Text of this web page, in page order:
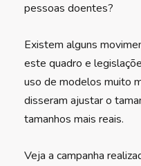
pessoas doentes?
Existem alguns
este quadro e
uso de modelos muito
disseram ajustar o
tamanhos mais reais.
Veja a campanha